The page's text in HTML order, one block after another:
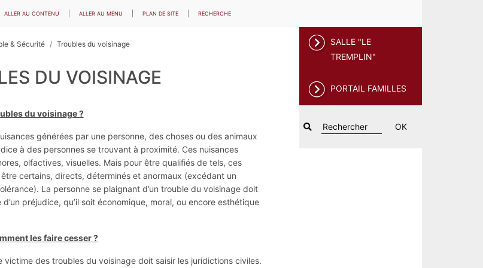
ALLER AU CONTENU ALLER AU MENU PLAN DE SITE RECHERCHE
& Sécurité Troubles du voisinage
DU VOISINAGE
du voisinage ?
générées par une personne, des choses ou des animaux
à des personnes se trouvant à proximité. Ces nuisances
olfactives, visuelles. Mais pour être qualifiés de tels, ces
certains, directs, déterminés et anormaux (excédant un
La personne se plaignant d’un trouble du voisinage doit
préjudice, qu’il soit économique, moral, ou encore esthétique
les faire cesser ?
victime des troubles du voisinage doit saisir les juridictions civiles.
SALLE "LE
TREMPLIN"
PORTAIL FAMILLES
OK